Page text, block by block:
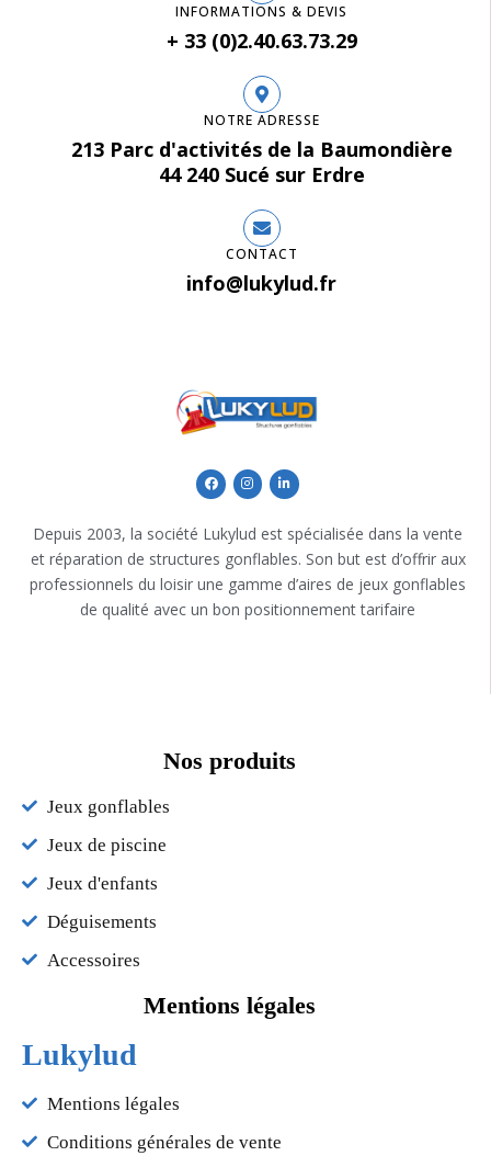
INFORMATIONS & DEVIS
+ 33 (0)2.40.63.73.29
NOTRE ADRESSE
213 Parc d'activités de la Baumondière
44 240 Sucé sur Erdre
CONTACT
info@lukylud.fr
Depuis 2003, la société Lukylud est spécialisée dans la vente
et réparation de structures gonflables. Son but est d’offrir aux
professionnels du loisir une gamme d’aires de jeux gonflables
de qualité avec un bon positionnement tarifaire
Nos produits
Jeux gonflables
Jeux de piscine
Jeux d'enfants
Déguisements
Accessoires
Mentions légales
Lukylud
Mentions légales
Conditions générales de vente